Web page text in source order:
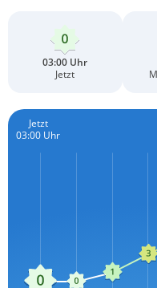
03:00 Uhr
Jetzt
Jetzt
03:00 Uhr